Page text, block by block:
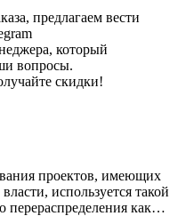
предлагаем вести
который
вопросы.
скидки!
проектов, имеющих
используется такой
перераспределения как…